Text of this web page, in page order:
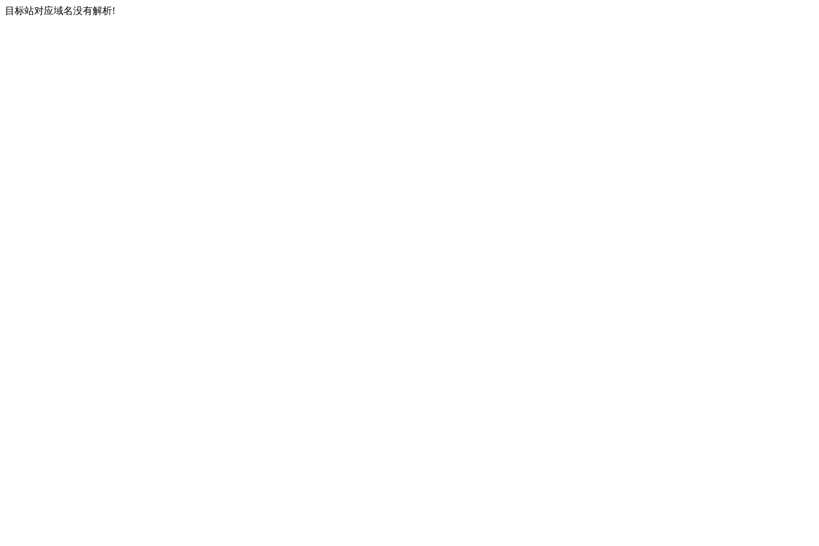
目标站对应域名没有解析!